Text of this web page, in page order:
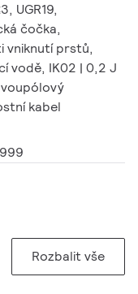
UGR19,
čočka,
vniknutí prstů,
vodě, IK02 | 0,2 J
kabel
Rozbalit vše